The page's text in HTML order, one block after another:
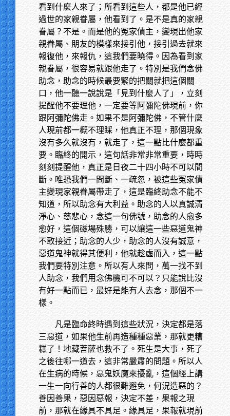
看到什麼人來了；所看到這些人，都是他已經
過世的家親眷屬，他看到了。是不是真的家親
眷屬？不是。而是他的冤家債主，變現出他家
親眷屬、朋友的模樣來接引他，接引過去就來
報復他，來報仇，這我們要曉得。因為看到家
親眷屬，很容易就跟他走了。特別是我們念佛
助念，助念的時候最要緊的把關就把這個關
口，他一聽一說說是「見到什麼人了」，立刻
提醒他不要理他，一定要等阿彌陀佛現前，你
跟阿彌陀佛走。如果不是阿彌陀佛，不管什麼
人現前都一概不理睬，他真正不理，那個現象
沒有多久就沒有，就走了，這一點比什麼都重
要。臨終的開示，這句話非常非常重要，時時
刻刻提醒他，真正是日夜二十四小時不可以間
斷。唯恐我們一間斷、一疏忽，被這些冤家債
主變現家親眷屬帶走了，這是臨終助念不能不
知道，所以助念有大利益。助念的人以真誠清
淨心、慈悲心，念這一句佛號，助念的人愈多
愈好，這個磁場殊勝，可以讓這一些惡道鬼神
不敢接近；助念的人少，助念的人沒有誠意，
惡道鬼神就得其便利，他就趁虛而入，這一點
我們要特別注意。所以有人來問，萬一找不到
人助念，我們用念佛機可不可以？只能說比沒
有好一點而已，最好是能有人去念，那個不一
樣。
凡是臨命終時遇到這些狀況，決定都是落
三惡道，如果他生前再造種種惡業，那就更糟
糕了！地藏菩薩也救不了。死生是大事，死了
之後往哪一道去，這非常嚴肅的問題。所以人
在生病的時候，惡鬼妖魔來擾亂，這個經上講
一生一向行善的人都很難避免，何況造惡的？
善因善果，惡因惡報，決定不差，果報之現
前，那就在緣具不具足。緣具足，果報就現前